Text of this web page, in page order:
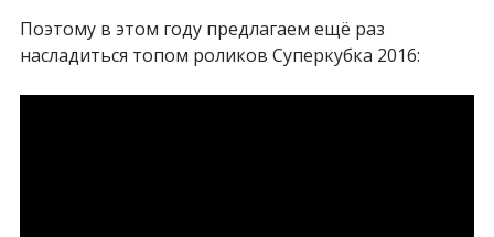
Поэтому в этом году предлагаем ещё раз
насладиться топом роликов Суперкубка 2016: